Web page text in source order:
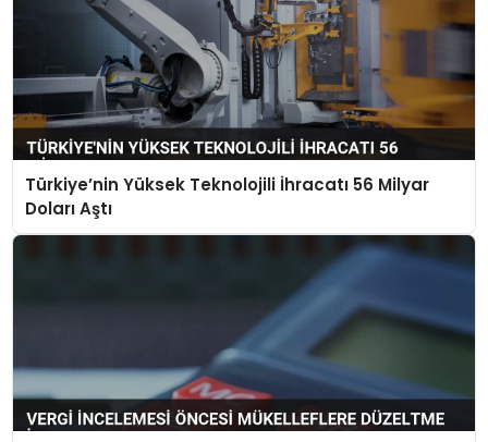
Türkiye’nin Yüksek Teknolojili İhracatı 56 Milyar
Doları Aştı